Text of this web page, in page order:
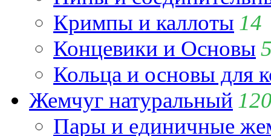
Кримпы и каллоты 14
Концевики и Основы
Кольца и основы для
Жемчуг натуральный
Пары и единичные